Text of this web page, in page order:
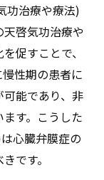
功治療や療法)
啓気功治療や
促すことで、
性期の患者に
能であり、非
す。こうした
心臓弁膜症の
です。